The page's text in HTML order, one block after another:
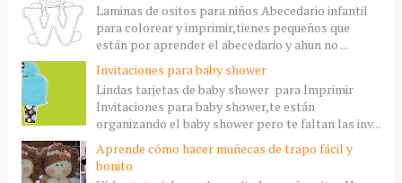
Laminas de ositos para niños Abecedario infantil
para colorear y imprimir,tienes pequeños que
están por aprender el abecedario y ahun no ...
Invitaciones para baby shower
Lindas tarjetas de baby shower para Imprimir
Invitaciones para baby shower,te están
organizando el baby shower pero te faltan las inv...
Aprende cómo hacer muñecas de trapo fácil y
bonito